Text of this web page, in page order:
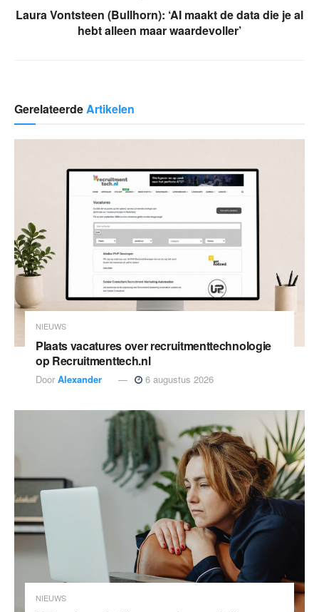
Laura Vontsteen (Bullhorn): ‘AI maakt de data die je al
hebt alleen maar waardevoller’
GerelateerdeArtikelen
NIEUWS
Plaats vacatures over recruitmenttechnologie
op Recruitmenttech.nl
Door Alexander 6 augustus 2026
NIEUWS